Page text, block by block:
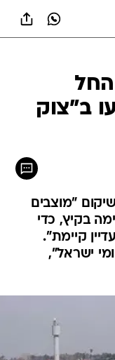
ב"צוק
"מוצבים
בקיץ, כדי
קיימת".
ישראל",